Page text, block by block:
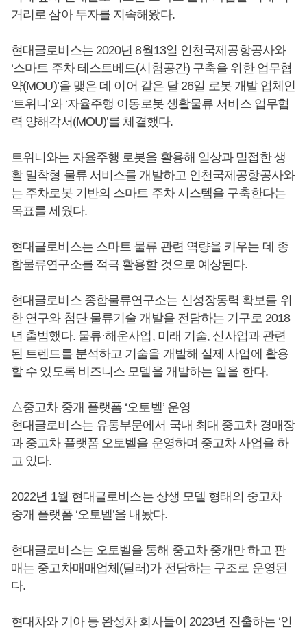
거리로 삼아 투자를 지속해왔다.
현대글로비스는 2020년 8월13일 인천국제공항공사와
‘스마트 주차 테스트베드(시험공간) 구축을 위한 업무협
약(MOU)’을 맺은 데 이어 같은 달 26일 로봇 개발 업체인
‘트위니’와 ‘자율주행 이동로봇 생활물류 서비스 업무협
력 양해각서(MOU)’를 체결했다.
트위니와는 자율주행 로봇을 활용해 일상과 밀접한 생
활 밀착형 물류 서비스를 개발하고 인천국제공항공사와
는 주차로봇 기반의 스마트 주차 시스템을 구축한다는
목표를 세웠다.
현대글로비스는 스마트 물류 관련 역량을 키우는 데 종
합물류연구소를 적극 활용할 것으로 예상된다.
현대글로비스 종합물류연구소는 신성장동력 확보를 위
한 연구와 첨단 물류기술 개발을 전담하는 기구로 2018
년 출범했다. 물류·해운사업, 미래 기술, 신사업과 관련
된 트렌드를 분석하고 기술을 개발해 실제 사업에 활용
할 수 있도록 비즈니스 모델을 개발하는 일을 한다.
△중고차 중개 플랫폼 ‘오토벨’ 운영
현대글로비스는 유통부문에서 국내 최대 중고차 경매장
과 중고차 플랫폼 오토벨을 운영하며 중고차 사업을 하
고 있다.
2022년 1월 현대글로비스는 상생 모델 형태의 중고차
중개 플랫폼 ‘오토벨’을 내놨다.
현대글로비스는 오토벨을 통해 중고차 중개만 하고 판
매는 중고차매매업체(딜러)가 전담하는 구조로 운영된
다.
현대차와 기아 등 완성차 회사들이 2023년 진출하는 ‘인